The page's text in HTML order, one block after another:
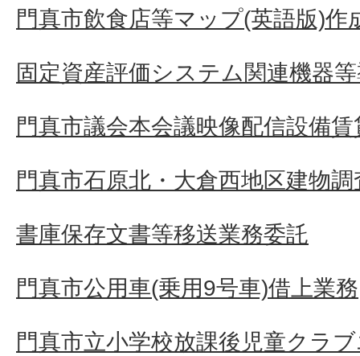
門真市飲食店等マップ(英語版)作
固定資産評価システム関連機器
門真市議会本会議映像配信設備
門真市石原北・大倉西地区建物
書庫保存文書等移送業務委託
門真市公用車(乗用9号車)借上業務
門真市立小学校放課後児童クラ